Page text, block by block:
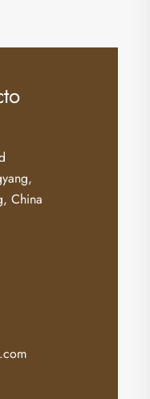
China